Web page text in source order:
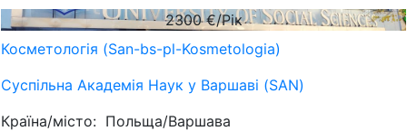
2300€/Рік
Косметологія (San-bs-pl-Kosmetologia)
Суспільна Академія Наук у Варшаві (SAN)
Країна/місто: Польща/Варшава